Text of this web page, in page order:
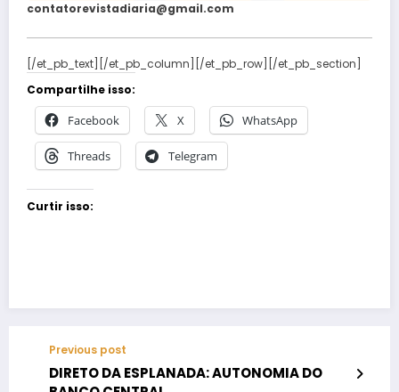
contatorevistadiaria@gmail.com
[/et_pb_text][/et_pb_column][/et_pb_row][/et_pb_section]
Compartilhe isso:
Facebook X WhatsApp
Threads Telegram
Curtir isso:
Previous post
DIRETO DA ESPLANADA: AUTONOMIA DO